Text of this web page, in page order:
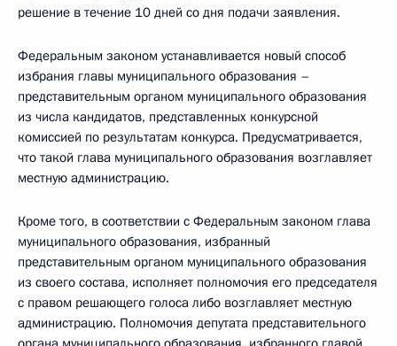
решение в течение 10 дней со дня подачи заявления.
Федеральным законом устанавливается новый способ
избрания главы муниципального образования –
представительным органом муниципального образования
из числа кандидатов, представленных конкурсной
комиссией по результатам конкурса. Предусматривается,
что такой глава муниципального образования возглавляет
местную администрацию.
Кроме того, в соответствии с Федеральным законом глава
муниципального образования, избранный
представительным органом муниципального образования
из своего состава, исполняет полномочия его председателя
с правом решающего голоса либо возглавляет местную
администрацию. Полномочия депутата представительного